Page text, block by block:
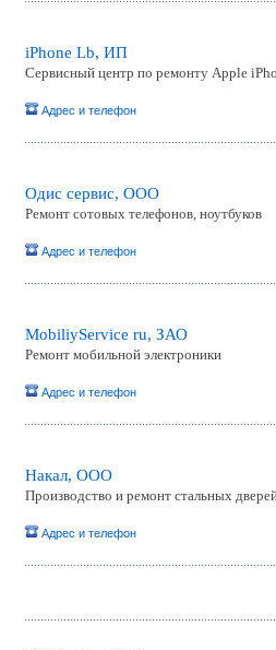
iPhone Lb, ИП
Сервисный центр по ремонту Apple
Адрес и телефон
Одис сервис, ООО
Ремонт сотовых телефонов, ноутбуков
Адрес и телефон
MobiliyService ru, ЗАО
Ремонт мобильной электроники
Адрес и телефон
Накал, OOO
Производство и ремонт стальных
Адрес и телефон